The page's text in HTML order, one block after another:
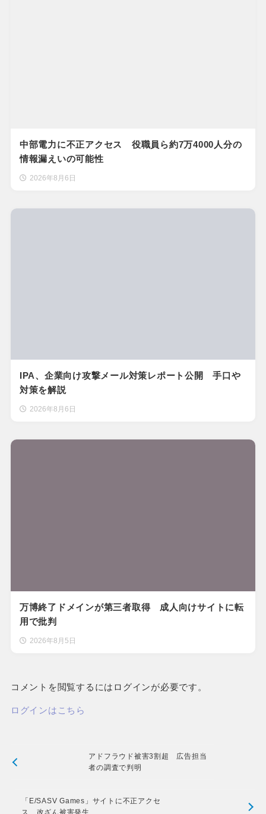
中部電力に不正アクセス 役職員ら約7万4000人分の
情報漏えいの可能性
2026年8月6日
IPA、企業向け攻撃メール対策レポート公開 手口や
対策を解説
2026年8月6日
万博終了ドメインが第三者取得 成人向けサイトに転
用で批判
2026年8月5日
コメントを閲覧するにはログインが必要です。
ログインはこちら
アドフラウド被害3割超 広告担当
者の調査で判明
「E/SASV Games」サイトに不正アクセ
ス 改ざん被害発生